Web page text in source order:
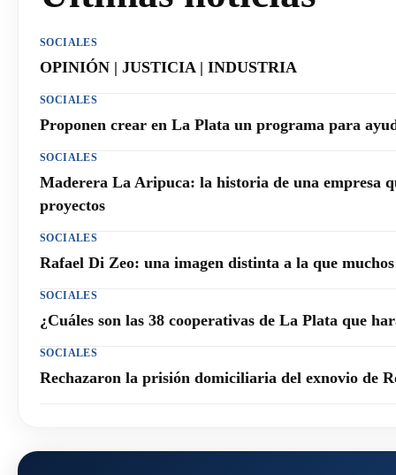
SOCIALES
OPINIÓN | JUSTICIA | INDUSTRIA
SOCIALES
Proponen crear en La Plata un programa para
SOCIALES
Maderera La Aripuca: la historia de una empresa
proyectos
SOCIALES
Rafael Di Zeo: una imagen distinta a la que
SOCIALES
¿Cuáles son las 38 cooperativas de La Plata que
SOCIALES
Rechazaron la prisión domiciliaria del exnovio de